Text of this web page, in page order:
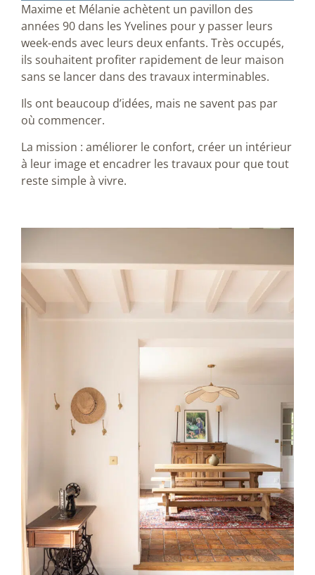
Maxime et Mélanie achètent un pavillon des
années 90 dans les Yvelines pour y passer leurs
week-ends avec leurs deux enfants. Très occupés,
ils souhaitent profiter rapidement de leur maison
sans se lancer dans des travaux interminables.
Ils ont beaucoup d’idées, mais ne savent pas par
où commencer.
La mission : améliorer le confort, créer un intérieur
à leur image et encadrer les travaux pour que tout
reste simple à vivre.